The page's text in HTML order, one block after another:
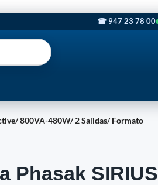
☎ 947 23 78 00
800VA-480W/ 2 Salidas/ Formato
Phasak SIRIUS